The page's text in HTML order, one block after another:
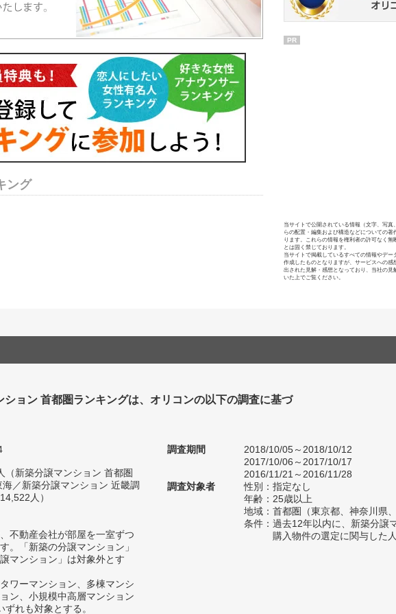
ング
PR
当サイトで公開されている情報（文字、写
らの配置・編集および構造などについての
ります。これらの情報を権利者の許可なく無
とは固く禁じております。
当サイトで掲載しているすべての情報やデ
作成したものとなりますが、サービスへの
出された見解・感想となっており、当社の
いた上でご覧ください。
ション 首都圏ランキングは、オリコンの以下の調査に基づ
（新築分譲マンション 首都圏
／新築分譲マンション 近畿調
人）
不動産会社が部屋を一室ずつ
。「新築の分譲マンション」
マンション」は対象外とす
ワーマンション、多棟マンシ
ン、小規模中高層マンション
れも対象とする。
調査期間
2018/10/05～2018/10/12
2017/10/06～2017/10/17
2016/11/21～2016/11/28
調査対象者
性別：指定なし
年齢：25歳以上
地域：首都圏（東京都、神奈川県
条件：過去12年以内に、新築分譲
購入物件の選定に関与した人